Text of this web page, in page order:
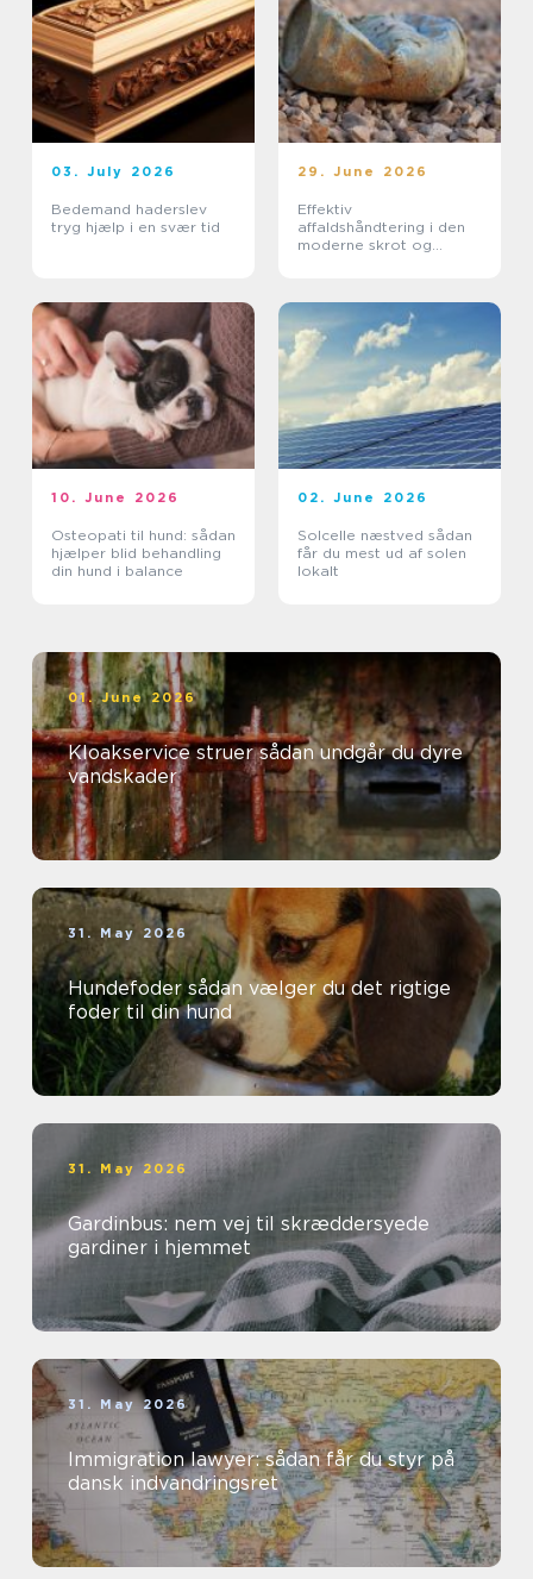
03. July 2026
Bedemand haderslev
tryg hjælp i en svær tid
29. June 2026
Effektiv
affaldshåndtering i den
moderne skrot og
10. June 2026
Osteopati til hund: sådan
hjælper blid behandling
din hund i balance
02. June 2026
Solcelle næstved sådan
får du mest ud af solen
lokalt
01. June 2026
Kloakservice struer sådan undgår du dyre
vandskader
31. May 2026
Hundefoder sådan vælger du det rigtige
foder til din hund
31. May 2026
Gardinbus: nem vej til skræddersyede
gardiner i hjemmet
31. May 2026
Immigration lawyer: sådan får du styr på
dansk indvandringsret